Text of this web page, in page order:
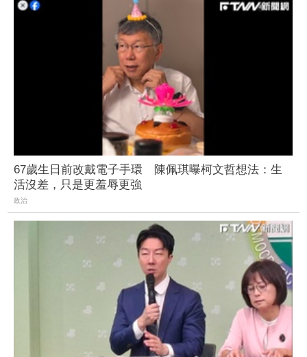
67歲生日前改戴電子手環 陳佩琪曝柯文哲想法：生
活沒差，只是更羞辱更強
政治